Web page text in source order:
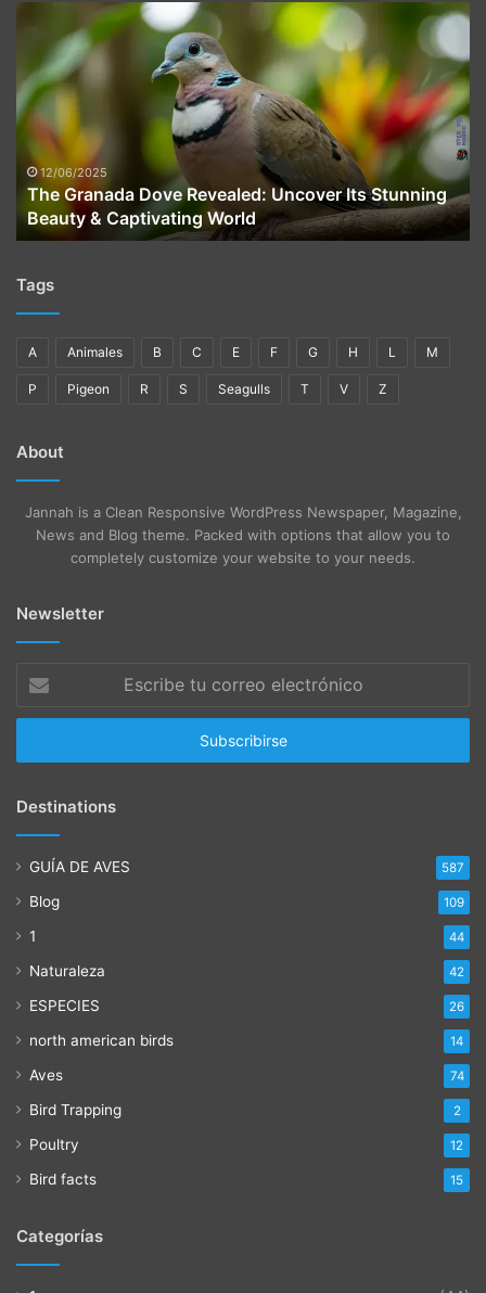
Granada
Dove
Revealed:
Uncover
Its
Stunning
Beauty
Captivating
World
12/06/2025
The Granada Dove Revealed: Uncover Its Stunning
Beauty & Captivating World
Tags
A Animales B C E F G H L M
P Pigeon R S Seagulls T V Z
About
Jannah is a Clean Responsive WordPress Newspaper, Magazine,
News and Blog theme. Packed with options that allow you to
completely customize your website to your needs.
Newsletter
tu
correo
Destinations
GUÍA DE AVES 587
Blog 109
1 44
Naturaleza 42
ESPECIES 26
north american birds 14
Aves 74
Bird Trapping 2
Poultry 12
Bird facts 15
Categorías